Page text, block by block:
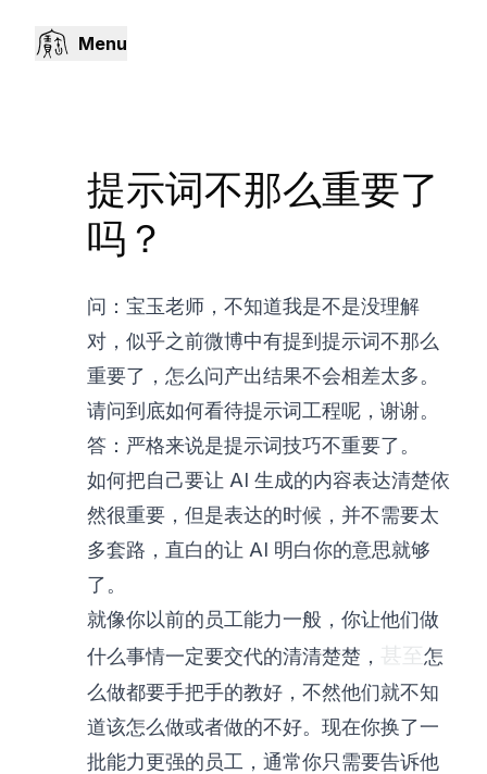
Menu
提示词不那么重要了
吗？
问：宝玉老师，不知道我是不是没理解
对，似乎之前微博中有提到提示词不那么
重要了，怎么问产出结果不会相差太多。
请问到底如何看待提示词工程呢，谢谢。
答：严格来说是提示词技巧不重要了。
如何把自己要让 AI 生成的内容表达清楚依
然很重要，但是表达的时候，并不需要太
多套路，直白的让 AI 明白你的意思就够
了。
就像你以前的员工能力一般，你让他们做
什么事情一定要交代的清清楚楚， 甚至怎
么做都要手把手的教好，不然他们就不知
道该怎么做或者做的不好。现在你换了一
批能力更强的员工，通常你只需要告诉他